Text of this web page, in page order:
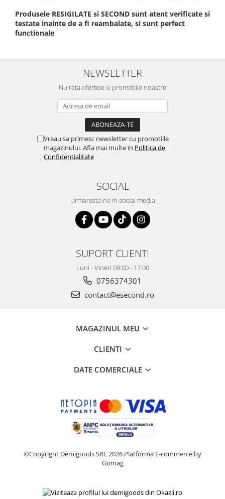
Produsele RESIGILATE si SECOND sunt atent verificate si
testate inainte de a fi reambalate, si sunt perfect
functionale
NEWSLETTER
Nu rata ofertele si promotiile noastre
Vreau sa primesc newsletter cu promotiile
magazinului. Afla mai multe in Politica de
Confidentialitate
SOCIAL
Urmareste-ne in social media
SUPORT CLIENTI
Luni - Vineri 09:00 - 17:00
0756374301
contact@esecond.ro
MAGAZINUL MEU
CLIENTI
DATE COMERCIALE
©Copyright Demigoods SRL 2026 Platforma E-commerce by
Gomag